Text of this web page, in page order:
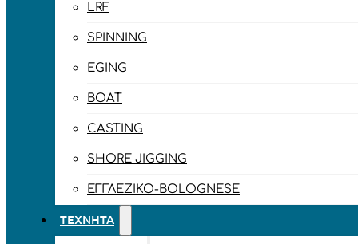
LRF
SPINNING
EGING
BOAT
CASTING
SHORE JIGGING
ΕΓΓΛΈΖΙΚΟ-BOLOGNESE
ΤΕΧΝΗΤΆ